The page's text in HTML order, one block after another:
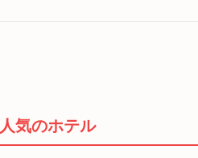
人気のホテル